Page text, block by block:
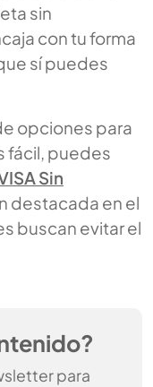
sin
con tu forma
sí puedes
opciones para
fácil, puedes
Sin
destacada en el
buscan evitar el
para